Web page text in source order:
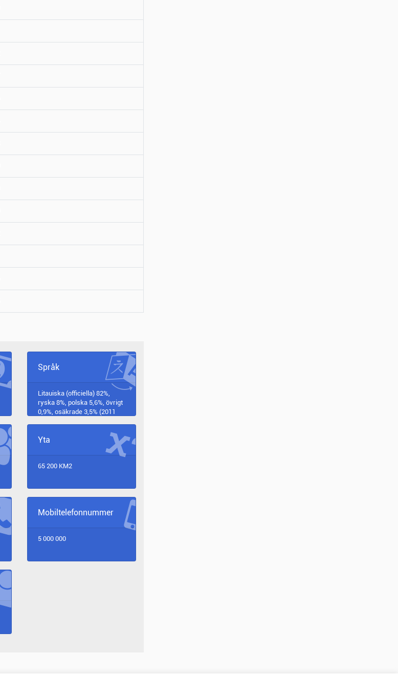
Språk
Litauiska (officiella) 82%,
ryska 8%, polska 5,6%, övrigt
0,9%, osäkrade 3,5% (2011
Yta
65 200 KM2
Mobiltelefonnummer
5 000 000